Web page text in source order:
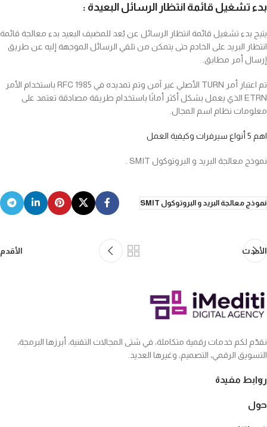
بدء تشغيل قائمة انتظار الرسائل البعيدة :
يتيح بدء تشغيل قائمة انتظار الرسائل عن بُعد للمضيف البعيد بدء معالجة قائمة
انتظار البريد على الخادم حتى يتمكن من تلقي الرسائل الموجهة إليه عن طريق
إرسال أمر مطابق.
تم اعتبار أمر TURN الأصلي غير آمن وتم تمديده في RFC 1985 باستخدام الأمر
ETRN الذي يعمل بشكل أكثر أمانًا باستخدام طريقة مصادقة تعتمد على
معلومات نظام اسم المجال.
اهم 5 أنواع سيرفرات وكيفية العمل
نموذج معالجة البريد و البروتوكول SMIT .
نموذج معالجة البريد و البروتوكول SMIT
الأحدث الأقدم
نقدّم لكم خدمات رقمية متكاملة، في شتى المجالات التقنية، أبرزها البرمجة،
التسويق الرقمي، التصميم، وغيرها العديد.
روابط مفيدة
حول